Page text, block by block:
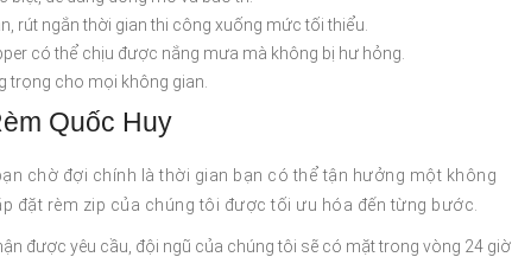
rút ngắn thời gian thi công xuống mức tối thiểu.
có thể chịu được nắng mưa mà không bị hư hỏng.
trọng cho mọi không gian.
Quốc Huy
chờ đợi chính là thời gian bạn có thể tận hưởng một không
đặt rèm zip của chúng tôi được tối ưu hóa đến từng bước.
được yêu cầu, đội ngũ của chúng tôi sẽ có mặt trong vòng 24 giờ